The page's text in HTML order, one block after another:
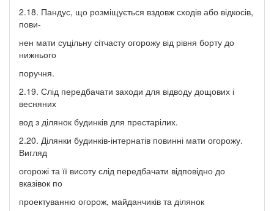
2.18. Пандус, що розміщується вздовж сходів або відкосів,
пови-
нен мати суцільну сітчасту огорожу від рівня борту до
нижнього
поручня.
2.19. Слід передбачати заходи для відводу дощових і
весняних
вод з ділянок будинків для престарілих.
2.20. Ділянки будинків-інтернатів повинні мати огорожу.
Вигляд
огорожі та її висоту слід передбачати відповідно до
вказівок по
проектуванню огорож, майданчиків та ділянок